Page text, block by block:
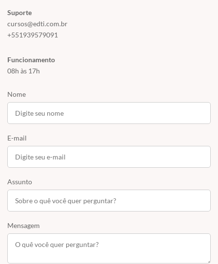
Suporte
cursos@edti.com.br
+551939579091
Funcionamento
08h às 17h
Nome
E-mail
Assunto
Mensagem